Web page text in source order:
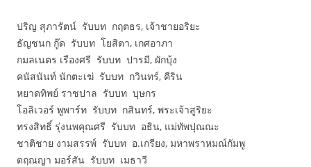
ปริญ สุภารัตน์ รับบท กฤตธร, เจ้าชายอริยะ
ธัญชนก กู๊ด รับบท โยสิตา, เกศอาภา
กมลเนตร เรืองศรี รับบท ปารมี, ผักบุ้ง
คนัสนันท์ นักตะเฆ่ รับบท กวินทร์, คีริน
หยาดทิพย์ ราชปาล รับบท บุษกร
โอลิเวอร์ พูพาร์ท รับบท กสินทร์, พระเจ้าสูริยะ
ทรงสิทธิ์ รุ่งนพคุณศรี รับบท อธิน, แม่ทัพปุณณะ
ชาติชาย งามสรรพ์ รับบท อ.เกรียง, มหาพราหมณ์กัมพู
ตฤณญา มอร์สัน รับบท เมธาวี